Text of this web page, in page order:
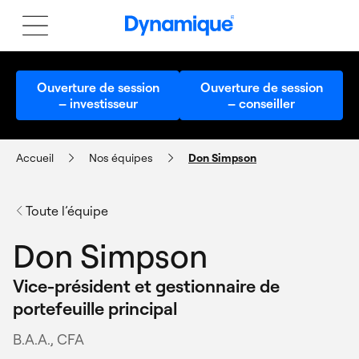
Ouverture de session
– investisseur
Ouverture de session
– conseiller
Accueil Nos équipes Don Simpson
Toute l’équipe
Don Simpson
Vice-président et gestionnaire de
portefeuille principal
B.A.A., CFA